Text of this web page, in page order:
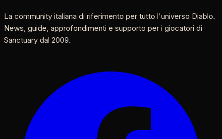
La community italiana di riferimento per tutto l'universo Diablo.
News, guide, approfondimenti e supporto per i giocatori di
Sanctuary dal 2009.